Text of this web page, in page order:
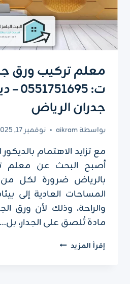
الرياض
معلم تركيب ورق
ت:
جدران الرياض
بواسطةaikram نوفمبر 17, 2025
مع تزايد الاهتمام
أصبح البحث عن معلم
بالرياض ضرورة لكل
المساحات العادية إلى
والراحة، وذلك لأن ورق
مادة تُلصق على الجدار، بل…
إقرأ المزيد معلم